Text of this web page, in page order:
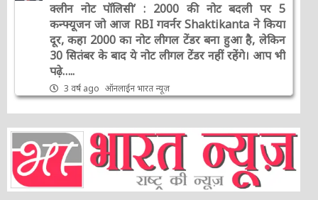
क्लीन नोट पॉलिसी’ : 2000 की नोट बदली पर 5
कन्फ्यूजन जो आज RBI गवर्नर Shaktikanta ने किया
दूर, कहा 2000 का नोट लीगल टेंडर बना हुआ है, लेकिन
30 सितंबर के बाद ये नोट लीगल टेंडर नहीं रहेंगे। आप भी
पढ़े…..
3 वर्ष ago ऑनलाईन भारत न्यूज़